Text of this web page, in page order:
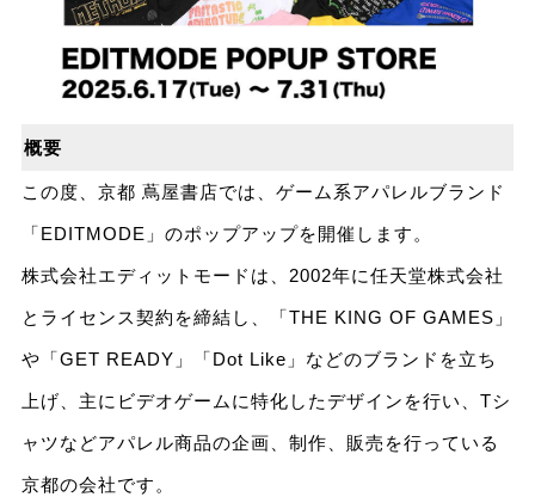
概要
この度、京都 蔦屋書店では、ゲーム系アパレルブランド
「EDITMODE」のポップアップを開催します。
株式会社エディットモードは、2002年に任天堂株式会社
とライセンス契約を締結し、「THE KING OF GAMES」
や「GET READY」「Dot Like」などのブランドを立ち
上げ、主にビデオゲームに特化したデザインを行い、Tシ
ャツなどアパレル商品の企画、制作、販売を行っている
京都の会社です。